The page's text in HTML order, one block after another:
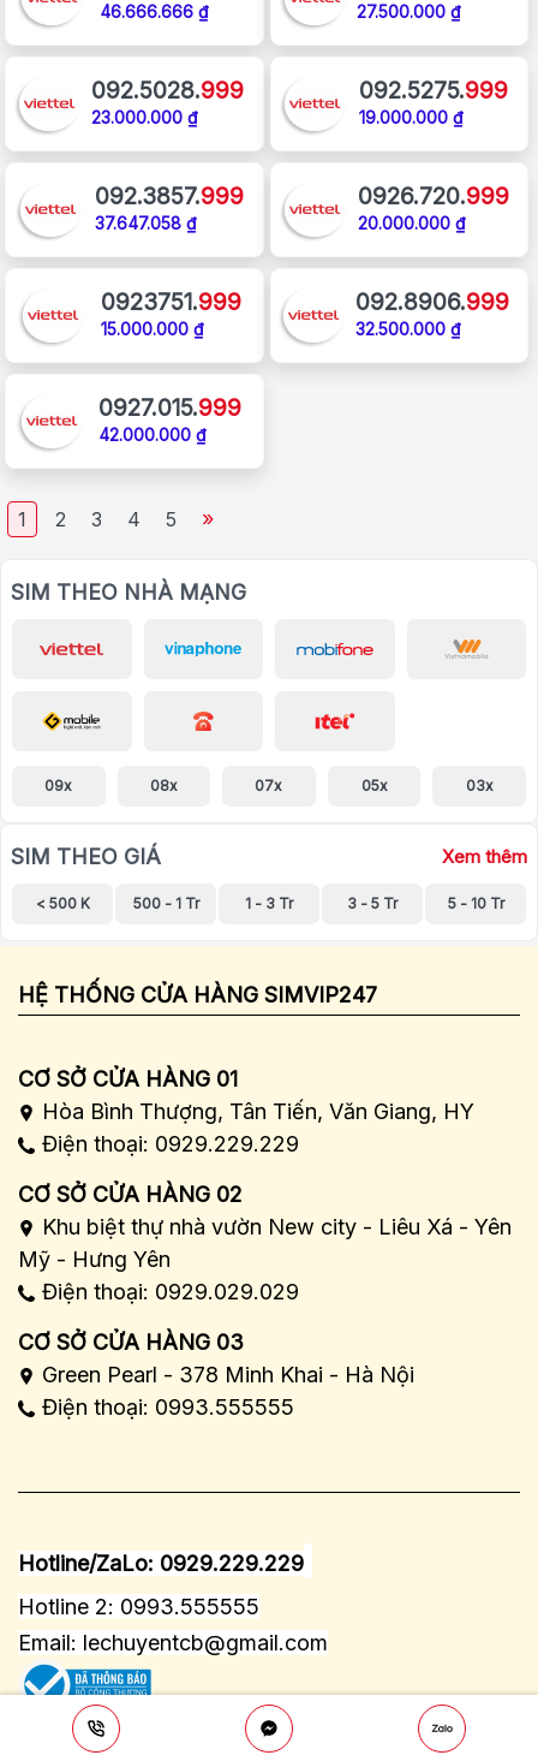
46.666.666 ₫ 27.500.000 ₫
092.5028.999
23.000.000 ₫
092.5275.999
19.000.000 ₫
092.3857.999
37.647.058 ₫
0926.720.999
20.000.000 ₫
0923751.999
15.000.000 ₫
092.8906.999
32.500.000 ₫
0927.015.999
42.000.000 ₫
1 2 3 4 5 »
SIM THEO NHÀ MẠNG
09x 08x 07x 05x 03x
SIM THEO GIÁ Xem thêm
< 500 K 500 - 1 Tr 1 - 3 Tr 3 - 5 Tr 5 - 10 Tr
HỆ THỐNG CỬA HÀNG SIMVIP247
CƠ SỞ CỬA HÀNG 01
Hòa Bình Thượng, Tân Tiến, Văn Giang, HY
Điện thoại: 0929.229.229
CƠ SỞ CỬA HÀNG 02
Khu biệt thự nhà vườn New city - Liêu Xá - Yên
Mỹ - Hưng Yên
Điện thoại: 0929.029.029
CƠ SỞ CỬA HÀNG 03
Green Pearl - 378 Minh Khai - Hà Nội
Điện thoại: 0993.555555
Hotline/ZaLo: 0929.229.229
Hotline 2: 0993.555555
Email: lechuyentcb@gmail.com